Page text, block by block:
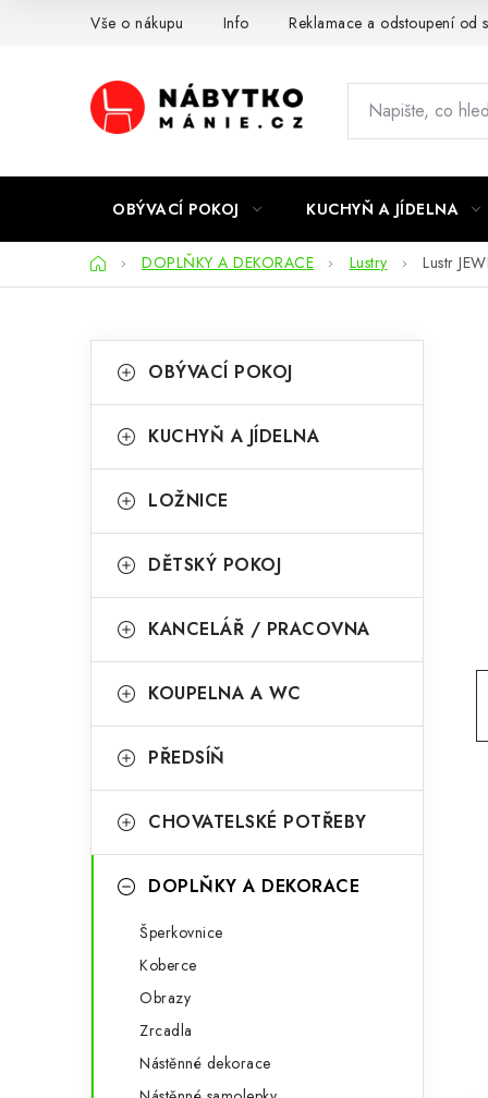
Vše o nákupu Info Reklamace a odstoupení od
OBÝVACÍ POKOJ KUCHYŇ A JÍDELNA
DomůDOPLŇKY A DEKORACE Lustry Lustr
o
t
r
n
n
p
e
kategorie
a
e
o
i
OBÝVACÍ POKOJ
KUCHYŇ A JÍDELNA
LOŽNICE
DĚTSKÝ POKOJ
KANCELÁŘ / PRACOVNA
KOUPELNA A WC
PŘEDSÍŇ
CHOVATELSKÉ POTŘEBY
DOPLŇKY A DEKORACE
Šperkovnice
Koberce
Obrazy
Zrcadla
Nástěnné dekorace